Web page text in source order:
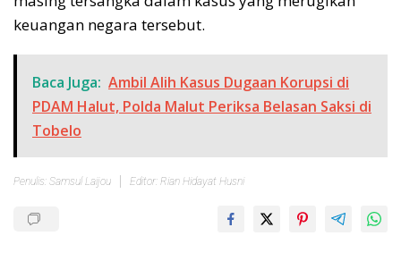
keuangan negara tersebut.
Baca Juga: Ambil Alih Kasus Dugaan Korupsi di
PDAM Halut, Polda Malut Periksa Belasan Saksi di
Tobelo
Penulis: Samsul Laijou Editor: Rian Hidayat Husni